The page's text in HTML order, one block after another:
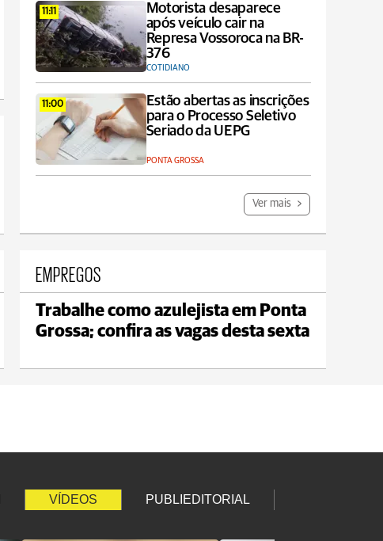
11:11
Motorista desaparece
após veículo cair na
Represa Vossoroca na BR-
376
COTIDIANO
11:00
Estão abertas as inscrições
para o Processo Seletivo
Seriado da UEPG
PONTA GROSSA
Ver mais
Carambeí
max 18°C min 17°C
EMPREGOS
Trabalhe como azulejista em Ponta
Grossa; confira as vagas desta sexta
VÍDEOS PUBLIEDITORIAL